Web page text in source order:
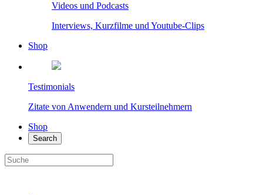
Videos und Podcasts
Interviews, Kurzfilme und Youtube-Clips
Shop
Testimonials
Zitate von Anwendern und Kursteilnehmern
Shop
Search